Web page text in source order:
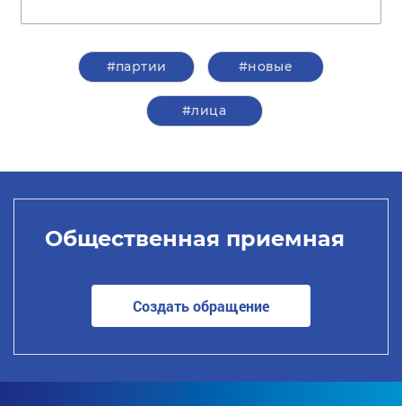
#партии #новые
#лица
Общественная приемная
Создать обращение